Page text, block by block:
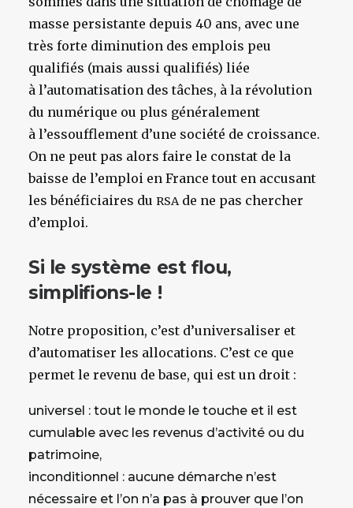
masse persistante depuis 40 ans, avec une
très forte diminution des emplois peu
qualifiés (mais aussi qualifiés) liée
à l’automatisation des tâches, à la révolution
du numérique ou plus généralement
à l’essoufflement d’une société de croissance.
On ne peut pas alors faire le constat de la
baisse de l’emploi en France tout en accusant
les bénéficiaires du RSAde ne pas chercher
d’emploi.
Si le système est flou,
simplifions-le !
Notre proposition, c’est d’universaliser et
d’automatiser les allocations. C’est ce que
permet le revenu de base, qui est un droit :
universel : tout le monde le touche et il est
cumulable avec les revenus d’activité ou du
patrimoine,
inconditionnel : aucune démarche n’est
nécessaire et l’on n’a pas à prouver que l’on